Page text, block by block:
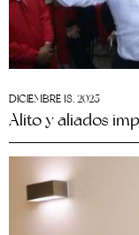
DICIEMBRE 18, 2025
Alito y aliados